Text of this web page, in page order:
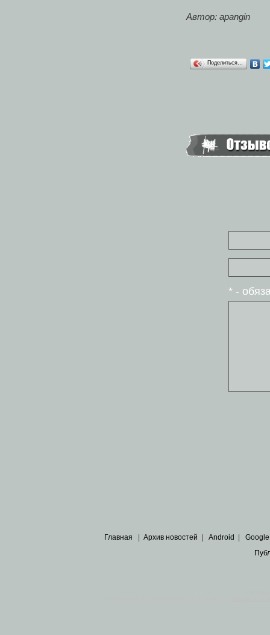
Автор: apangin
Поделиться…
* -
Главная Архив новостей Android Google